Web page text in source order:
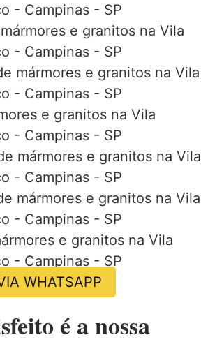
- Campinas - SP
e granitos na Vila
- Campinas - SP
mármores e granitos na Vila
- Campinas - SP
e granitos na Vila
- Campinas - SP
mármores e granitos na Vila
- Campinas - SP
mármores e granitos na Vila
- Campinas - SP
e granitos na Vila
- Campinas - SP
WHATSAPP
é a nossa